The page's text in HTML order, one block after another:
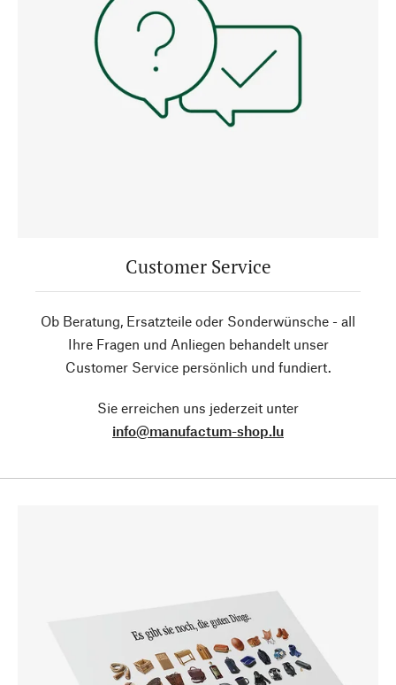
Customer Service
Ob Beratung, Ersatzteile oder Sonderwünsche - all
Ihre Fragen und Anliegen behandelt unser
Customer Service persönlich und fundiert.
Sie erreichen uns jederzeit unter
info@manufactum-shop.lu